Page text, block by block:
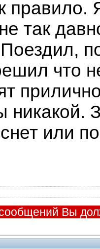
правило.
так
Поездил,
что
никакой.
или
Вы